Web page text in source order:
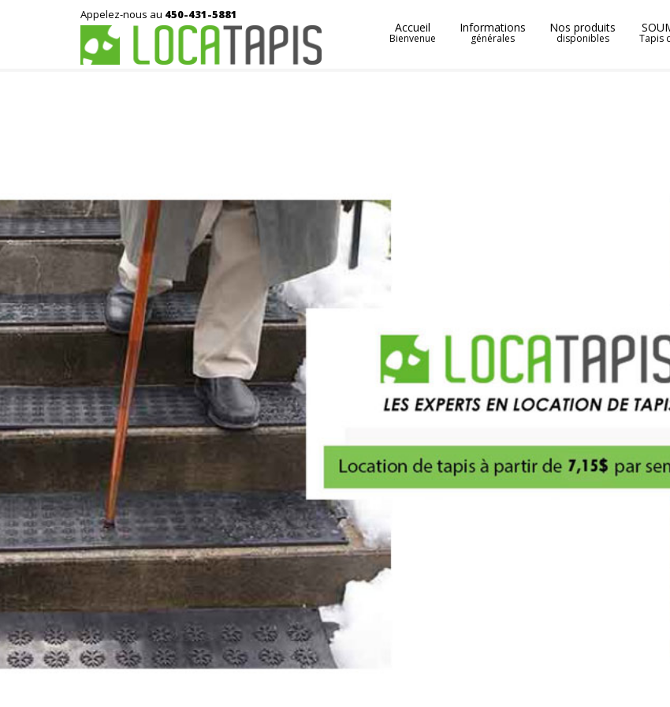
Appelez-nous au 450-431-5881
Accueil
Bienvenue
Informations
générales
Nos produits
disponibles Tapis